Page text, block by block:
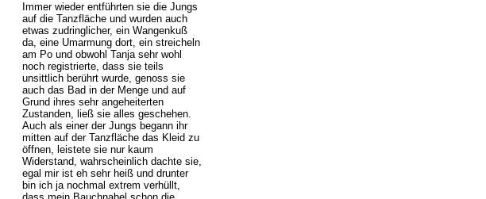
Immer wieder entführten sie die Jungs
auf die Tanzfläche und wurden auch
etwas zudringlicher, ein Wangenkuß
da, eine Umarmung dort, ein streicheln
am Po und obwohl Tanja sehr wohl
noch registrierte, dass sie teils
unsittlich berührt wurde, genoss sie
auch das Bad in der Menge und auf
Grund ihres sehr angeheiterten
Zustanden, ließ sie alles geschehen.
Auch als einer der Jungs begann ihr
mitten auf der Tanzfläche das Kleid zu
öffnen, leistete sie nur kaum
Widerstand, wahrscheinlich dachte sie,
egal mir ist eh sehr heiß und drunter
bin ich ja nochmal extrem verhüllt,